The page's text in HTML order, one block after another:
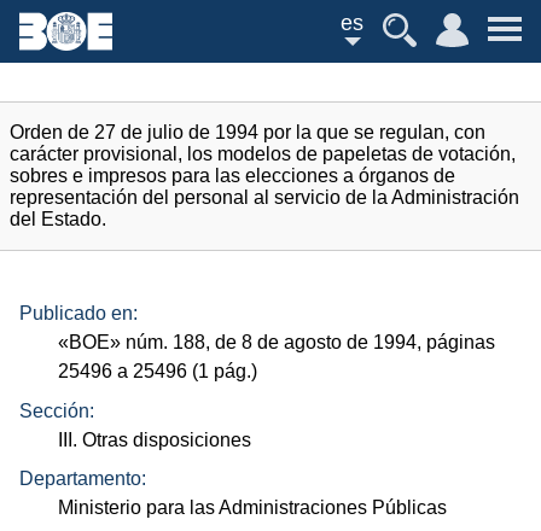
es
Orden de 27 de julio de 1994 por la que se regulan, con
carácter provisional, los modelos de papeletas de votación,
sobres e impresos para las elecciones a órganos de
representación del personal al servicio de la Administración
del Estado.
Publicado en:
«BOE» núm. 188, de 8 de agosto de 1994, páginas
25496 a 25496 (1 pág.)
Sección:
III. Otras disposiciones
Departamento:
Ministerio para las Administraciones Públicas